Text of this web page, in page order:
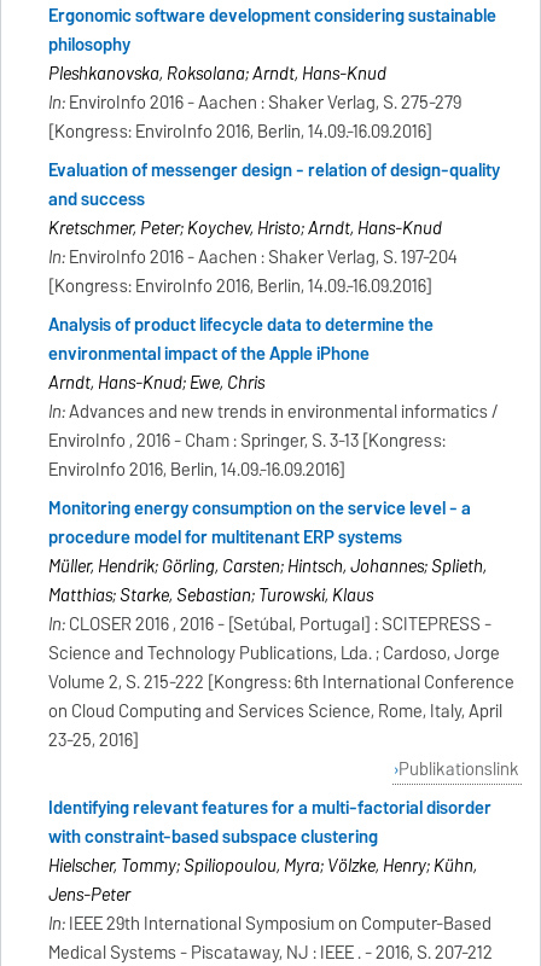
Ergonomic software development considering sustainable
philosophy
Pleshkanovska, Roksolana; Arndt, Hans-Knud
In:EnviroInfo 2016 - Aachen : Shaker Verlag, S. 275-279
[Kongress: EnviroInfo 2016, Berlin, 14.09.-16.09.2016]
Evaluation of messenger design - relation of design-quality
and success
Kretschmer, Peter; Koychev, Hristo; Arndt, Hans-Knud
In:EnviroInfo 2016 - Aachen : Shaker Verlag, S. 197-204
[Kongress: EnviroInfo 2016, Berlin, 14.09.-16.09.2016]
Analysis of product lifecycle data to determine the
environmental impact of the Apple iPhone
Arndt, Hans-Knud; Ewe, Chris
In:Advances and new trends in environmental informatics /
EnviroInfo , 2016 - Cham : Springer, S. 3-13 [Kongress:
EnviroInfo 2016, Berlin, 14.09.-16.09.2016]
Monitoring energy consumption on the service level - a
procedure model for multitenant ERP systems
Müller, Hendrik; Görling, Carsten; Hintsch, Johannes; Splieth,
Matthias; Starke, Sebastian; Turowski, Klaus
In:CLOSER 2016 , 2016 - [Setúbal, Portugal] : SCITEPRESS -
Science and Technology Publications, Lda. ; Cardoso, Jorge
Volume 2, S. 215-222 [Kongress: 6th International Conference
on Cloud Computing and Services Science, Rome, Italy, April
23-25, 2016]
Publikationslink
Identifying relevant features for a multi-factorial disorder
with constraint-based subspace clustering
Hielscher, Tommy; Spiliopoulou, Myra; Völzke, Henry; Kühn,
Jens-Peter
In:IEEE 29th International Symposium on Computer-Based
Medical Systems - Piscataway, NJ : IEEE . - 2016, S. 207-212